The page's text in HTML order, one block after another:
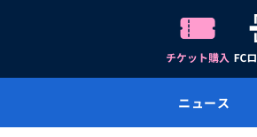
ニュース